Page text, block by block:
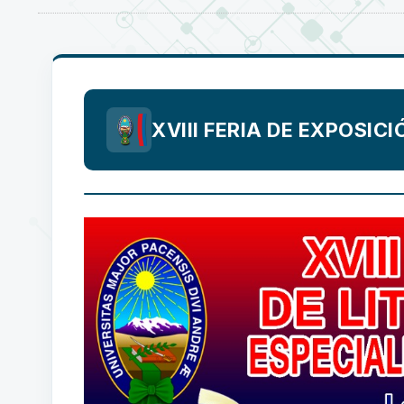
XVIII FERIA DE